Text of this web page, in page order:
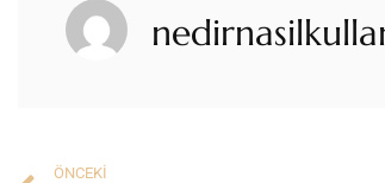
ÖNCEKI